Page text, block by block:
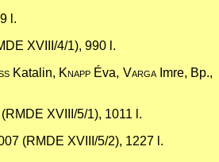
l.
XVIII/4/1), 990 l.
Katalin, Knapp Éva, VargaImre, Bp.,
XVIII/5/1), 1011 l.
(RMDE XVIII/5/2), 1227 l.